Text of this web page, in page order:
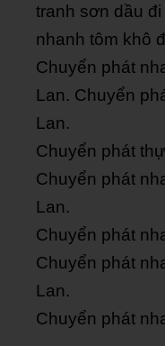
tranh sơn dầu
nhanh tôm khô
Chuyển phát
Lan. Chuyển
Lan.
Chuyển phát
Chuyển phát
Lan.
Chuyển phát
Chuyển phát
Lan.
Chuyển phát